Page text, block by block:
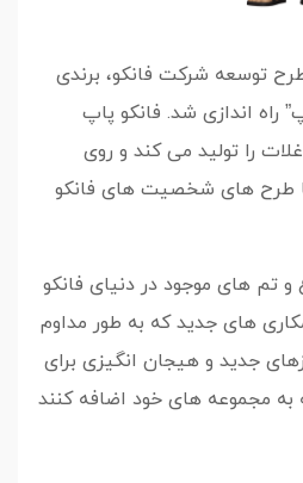
طرح توسعه شرکت فانکو، برندی
راه اندازی شد. فانکو پاپ
را تولید می کند و روی
طرح های شخصیت های فانکو
و تم های موجود در دنیای فانکو
های جدید که به طور مداوم
جدید و هیجان انگیزی برای
به مجموعه های خود اضافه کنند